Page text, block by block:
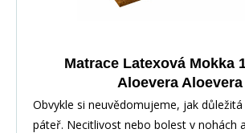
Matrace Latexová Mokka
Aloevera Aloevera
Obvykle si neuvědomujeme, jak
páteř. Necitlivost nebo bolest v nohách